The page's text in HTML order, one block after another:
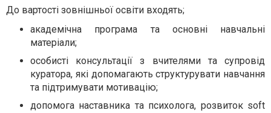
До вартості зовнішньої освіти входять;
академічна програма та основні навчальні
матеріали;
особисті консультації з вчителями та супровід
куратора, які допомагають структурувати навчання
та підтримувати мотивацію;
допомога наставника та психолога, розвиток soft